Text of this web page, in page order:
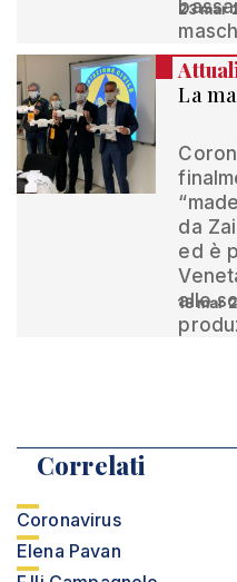
23 mar
La
da
ed è
allo
18 mar
Correlati
Coronavirus
Elena Pavan